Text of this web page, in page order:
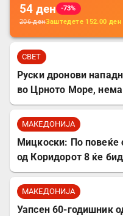
54 ден
-73%
206денЗаштедете 152.00 ден
СВЕТ
Руски дронови
во Црното Море,
МАКЕДОНИЈА
Мицкоски: По повеќе
од Коридорот 8 ќе
МАКЕДОНИЈА
Уапсен 60-годишник